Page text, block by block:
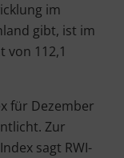
im
gibt, ist im
von 112,1
für Dezember
Zur
sagt RWI-